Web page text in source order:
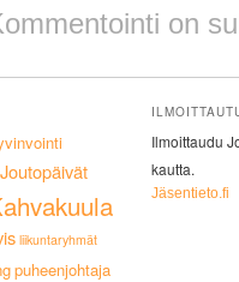
on
Joutopäivät
liikuntaryhmät
puheenjohtaja
Ilmoittaudu
kautta.
Jäsentieto.fi